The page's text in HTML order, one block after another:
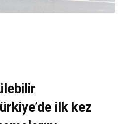
ilk kez